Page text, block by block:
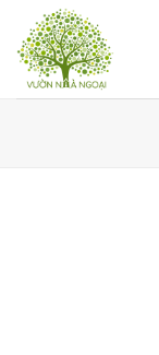
qua
nội
dung